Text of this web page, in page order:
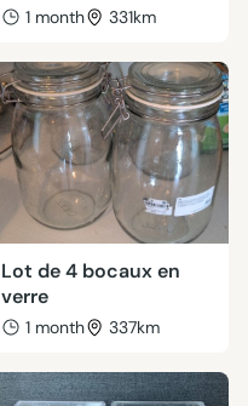
1 month 331km
Lot de 4 bocaux en
verre
1 month 337km